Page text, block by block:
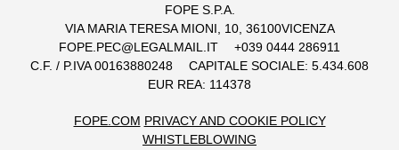
FOPE S.P.A.
VIA MARIA TERESA MIONI, 10, 36100VICENZA
FOPE.PEC@LEGALMAIL.IT
+039 0444 286911
C.F. / P.IVA 00163880248
CAPITALE SOCIALE: 5.434.608
EUR REA: 114378
FOPE.COM PRIVACY AND COOKIE POLICY
WHISTLEBLOWING